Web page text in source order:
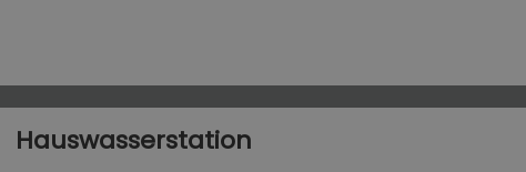
Hauswasserstation